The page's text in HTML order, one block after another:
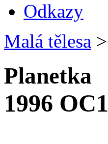
Odkazy
Malá tělesa >
Planetka
1996 OC1